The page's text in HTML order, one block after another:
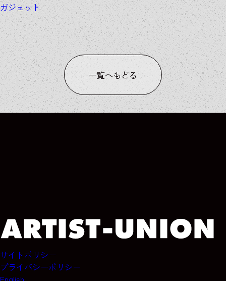
ガジェット
一覧へもどる
サイトポリシー
プライバシーポリシー